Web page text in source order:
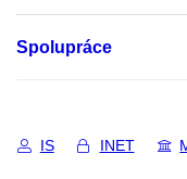
Spolupráce
IS INET